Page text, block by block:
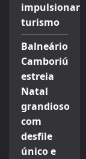
impulsionar
turismo
Balneário
Camboriú
estreia
Natal
grandioso
com
desfile
único e